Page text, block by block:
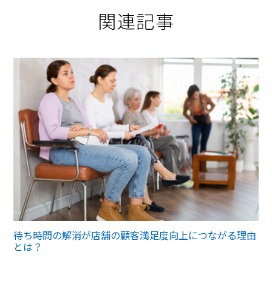
関連記事
待ち時間の解消が店舗の顧客満足度向上につながる理由
とは？